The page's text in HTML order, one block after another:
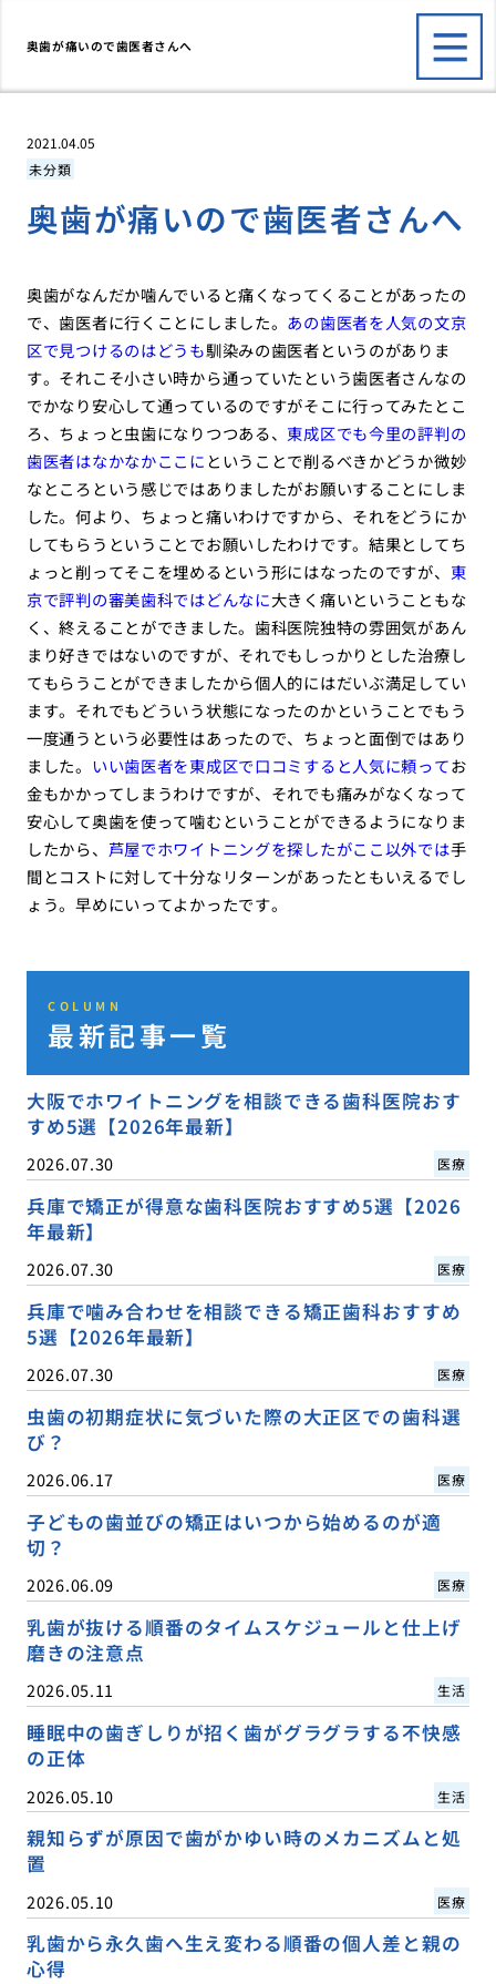
奥歯が痛いので歯医者さんへ
2021.04.05
未分類
奥歯が痛いので歯医者さんへ
奥歯がなんだか噛んでいると痛くなってくることがあったの
で、歯医者に行くことにしました。 あの歯医者を人気の文京
区で見つけるのはどうも馴染みの歯医者というのがありま
す。それこそ小さい時から通っていたという歯医者さんなの
でかなり安心して通っているのですがそこに行ってみたとこ
ろ、ちょっと虫歯になりつつある、 東成区でも今里の評判の
歯医者はなかなかここに ということで削るべきかどうか微妙
なところという感じではありましたがお願いすることにしま
した。何より、ちょっと痛いわけですから、それをどうにか
してもらうということでお願いしたわけです。結果としてち
ょっと削ってそこを埋めるという形にはなったのですが、 東
京で評判の審美歯科ではどんなに大きく痛いということもな
く、終えることができました。歯科医院独特の雰囲気があん
まり好きではないのですが、それでもしっかりとした治療し
てもらうことができましたから個人的にはだいぶ満足してい
ます。それでもどういう状態になったのかということでもう
一度通うという必要性はあったので、ちょっと面倒ではあり
ました。 いい歯医者を東成区で口コミすると人気に頼ってお
金もかかってしまうわけですが、それでも痛みがなくなって
安心して奥歯を使って噛むということができるようになりま
したから、 芦屋でホワイトニングを探したがここ以外では手
間とコストに対して十分なリターンがあったともいえるでし
ょう。早めにいってよかったです。
COLUMN
最新記事一覧
大阪でホワイトニングを相談できる歯科医院おす
すめ5選【2026年最新】
2026.07.30 医療
兵庫で矯正が得意な歯科医院おすすめ5選【2026
年最新】
2026.07.30 医療
兵庫で噛み合わせを相談できる矯正歯科おすすめ
5選【2026年最新】
2026.07.30 医療
虫歯の初期症状に気づいた際の大正区での歯科選
び？
2026.06.17 医療
子どもの歯並びの矯正はいつから始めるのが適
切？
2026.06.09 医療
乳歯が抜ける順番のタイムスケジュールと仕上げ
磨きの注意点
2026.05.11 生活
睡眠中の歯ぎしりが招く歯がグラグラする不快感
の正体
2026.05.10 生活
親知らずが原因で歯がかゆい時のメカニズムと処
置
2026.05.10 医療
乳歯から永久歯へ生え変わる順番の個人差と親の
心得